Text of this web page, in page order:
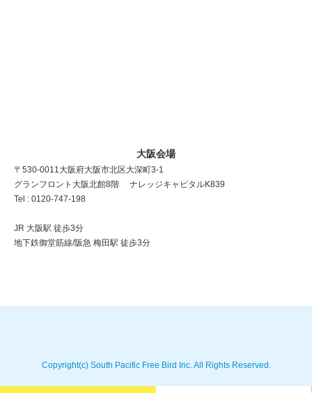
大阪会場
〒530-0011 大阪府大阪市北区大深町3-1
グランフロント大阪北館8階 ナレッジキャピタルK839
Tel : 0120-747-198
JR 大阪駅 徒歩3分
地下鉄御堂筋線/阪急 梅田駅 徒歩3分
Copyright(c) South Pacific Free Bird Inc. All Rights Reserved.